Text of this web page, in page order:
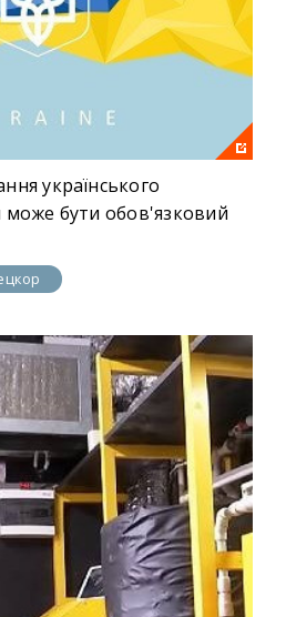
українського
може бути обов'язковий